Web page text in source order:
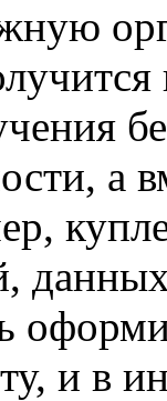
а
и в